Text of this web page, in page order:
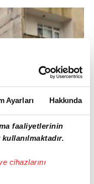
Ayarları Hakkında
faaliyetlerinin
cihazlarını
VURA
TARAFTAKİ